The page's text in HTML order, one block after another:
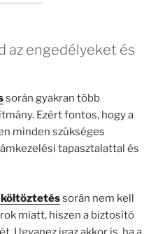
az engedélyeket és
során gyakran több
Ezért fontos, hogy a
minden szükséges
tapasztalattal és
során nem kell
miatt, hiszen a biztosító